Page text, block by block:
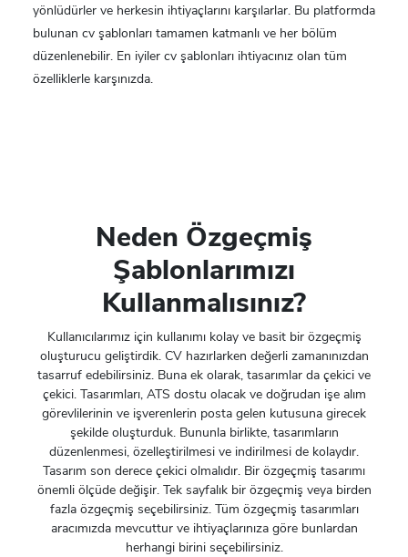
yönlüdürler ve herkesin ihtiyaçlarını karşılarlar. Bu platformda
bulunan cv şablonları tamamen katmanlı ve her bölüm
düzenlenebilir. En iyiler cv şablonları ihtiyacınız olan tüm
özelliklerle karşınızda.
Neden Özgeçmiş
Şablonlarımızı
Kullanmalısınız?
Kullanıcılarımız için kullanımı kolay ve basit bir özgeçmiş
oluşturucu geliştirdik. CV hazırlarken değerli zamanınızdan
tasarruf edebilirsiniz. Buna ek olarak, tasarımlar da çekici ve
çekici. Tasarımları, ATS dostu olacak ve doğrudan işe alım
görevlilerinin ve işverenlerin posta gelen kutusuna girecek
şekilde oluşturduk. Bununla birlikte, tasarımların
düzenlenmesi, özelleştirilmesi ve indirilmesi de kolaydır.
Tasarım son derece çekici olmalıdır. Bir özgeçmiş tasarımı
önemli ölçüde değişir. Tek sayfalık bir özgeçmiş veya birden
fazla özgeçmiş seçebilirsiniz. Tüm özgeçmiş tasarımları
aracımızda mevcuttur ve ihtiyaçlarınıza göre bunlardan
herhangi birini seçebilirsiniz.